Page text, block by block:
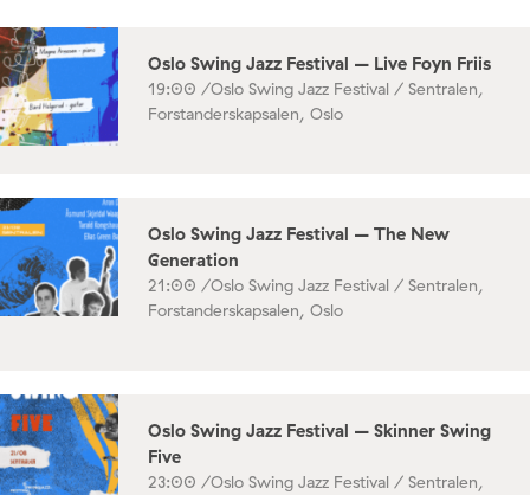
Oslo Swing Jazz Festival – Live Foyn Friis
19:00 /Oslo Swing Jazz Festival / Sentralen,
Forstanderskapsalen, Oslo
Oslo Swing Jazz Festival – The New
Generation
21:00 /Oslo Swing Jazz Festival / Sentralen,
Forstanderskapsalen, Oslo
Oslo Swing Jazz Festival – Skinner Swing
Five
23:00 /Oslo Swing Jazz Festival / Sentralen,